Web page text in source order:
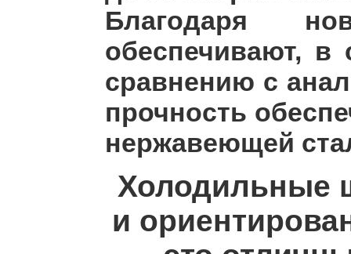
Благодаря
обеспечивают,
сравнению с
прочность
нержавеющей
Холодильные
и